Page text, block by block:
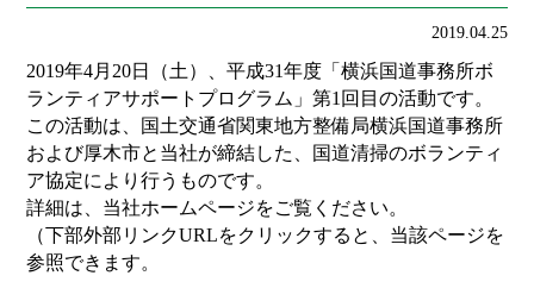
2019.04.25
2019年4月20日（土）、平成31年度「横浜国道事務所ボ
ランティアサポートプログラム」第1回目の活動です。
この活動は、国土交通省関東地方整備局横浜国道事務所
および厚木市と当社が締結した、国道清掃のボランティ
ア協定により行うものです。
詳細は、当社ホームページをご覧ください。
（下部外部リンクURLをクリックすると、当該ページを
参照できます。